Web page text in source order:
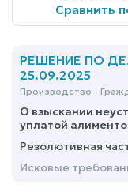
Сравнить
РЕШЕНИЕ ПО
25.09.2025
Производство -
О взыскании
уплатой
Резолютивная
Исковые